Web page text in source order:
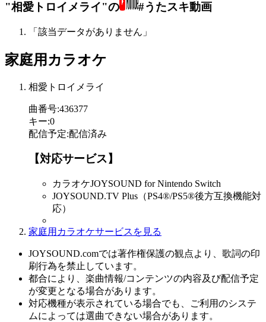
"相愛トロイメライ"の #うたスキ動画
「該当データがありません」
家庭用カラオケ
相愛トロイメライ
曲番号:436377
キー:0
配信予定:配信済み
【対応サービス】
カラオケJOYSOUND for Nintendo Switch
JOYSOUND.TV Plus（PS4®/PS5®後方互換機能対
応）
家庭用カラオケサービスを見る
JOYSOUND.comでは著作権保護の観点より、歌詞の印
刷行為を禁止しています。
都合により、楽曲情報/コンテンツの内容及び配信予定
が変更となる場合があります。
対応機種が表示されている場合でも、ご利用のシステ
ムによっては選曲できない場合があります。